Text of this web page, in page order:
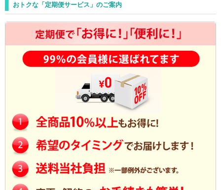
おトクな「定期便サービス」のご案内